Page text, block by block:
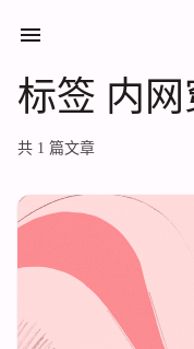
标签 内
共 1 篇文章